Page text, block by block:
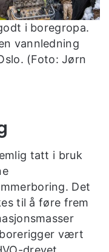
i boregropa.
vannledning
(Foto: Jørn
tatt i bruk
Det
til å føre frem
vært